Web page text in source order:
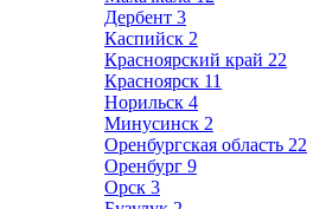
Дербент 3
Каспийск 2
Красноярский край 22
Красноярск 11
Норильск 4
Минусинск 2
Оренбургская область 22
Оренбург 9
Орск 3